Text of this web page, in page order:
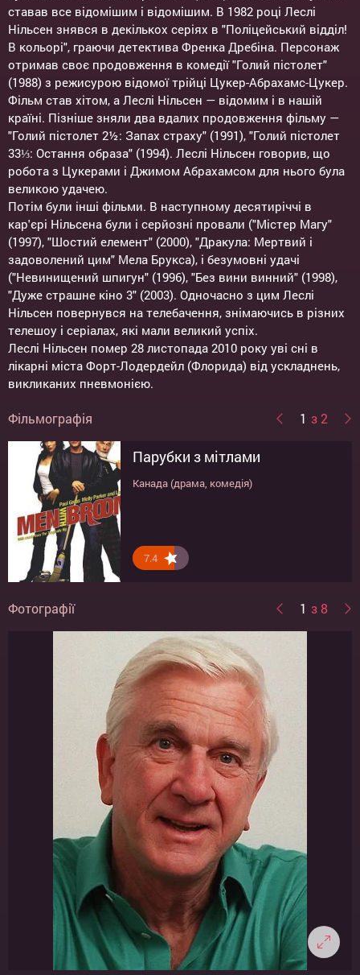
ставав все відомішим і відомішим. В 1982 році Леслі
Нільсен знявся в декількох серіях в "Поліцейський відділ!
В кольорі", граючи детектива Френка Дребіна. Персонаж
отримав своє продовження в комедії "Голий пістолет"
(1988) з режисурою відомої трійці Цукер-Абрахамс-Цукер.
Фільм став хітом, а Леслі Нільсен — відомим і в нашій
країні. Пізніше зняли два вдалих продовження фільму —
"Голий пістолет 2½: Запах страху" (1991), "Голий пістолет
33⅓: Остання образа" (1994). Леслі Нільсен говорив, що
робота з Цукерами і Джимом Абрахамсом для нього була
великою удачею.
Потім були інші фільми. В наступному десятиріччі в
кар'єрі Нільсена були і серйозні провали ("Містер Магу"
(1997), "Шостий елемент" (2000), "Дракула: Мертвий і
задоволений цим" Мела Брукса), і безумовні удачі
("Невинищений шпигун" (1996), "Без вини винний" (1998),
"Дуже страшне кіно 3" (2003). Одночасно з цим Леслі
Нільсен повернувся на телебачення, знімаючись в різних
телешоу і серіалах, які мали великий успіх.
Леслі Нільсен помер 28 листопада 2010 року уві сні в
лікарні міста Форт-Лодердейл (Флорида) від ускладнень,
викликаних пневмонією.
Фільмографія 1 з 2
Парубки з мітлами
Канада (драма, комедія)
7.4
Очень страшное кино 4
США (комедія)
7.6
Фотографії 1 з 8